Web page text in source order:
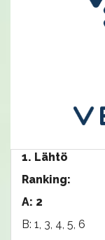
1. Lähtö
Ranking:
A: 2
B: 1, 3, 4, 5, 6